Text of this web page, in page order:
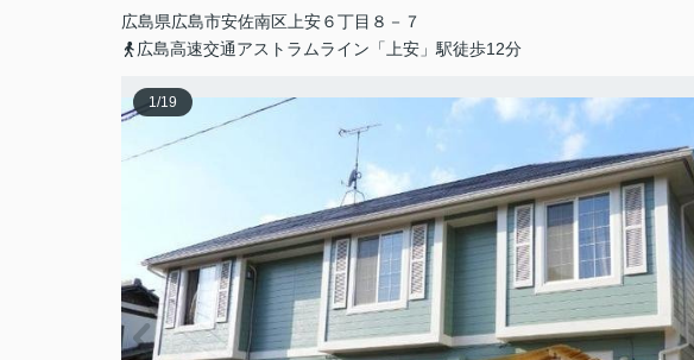
広島県広島市安佐南区 上安６丁目８－７
広島高速交通アストラムライン「上安」駅徒歩12分
1/19